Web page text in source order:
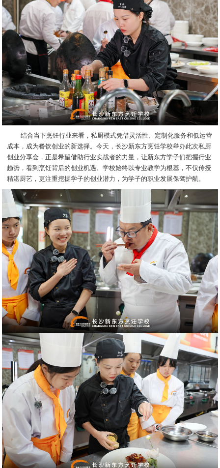
结合当下烹饪行业来看，私厨模式凭借灵活性、定制化服务和低运营
成本，成为餐饮创业的新选择。今天，长沙新东方烹饪学校举办此次私厨
创业分享会，正是希望借助行业实战者的力量，让新东方学子们把握行业
趋势，看到烹饪背后的创业机遇。学校始终以专业教学为根基，不仅传授
精湛厨艺，更注重挖掘学子的创业潜力，为学子的职业发展保驾护航。